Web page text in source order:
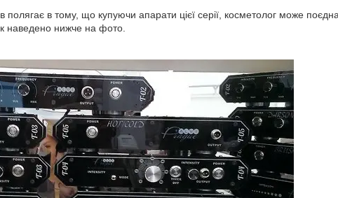
полягає в тому, що купуючи апарати цієї серії, косметолог може
наведено нижче на фото.